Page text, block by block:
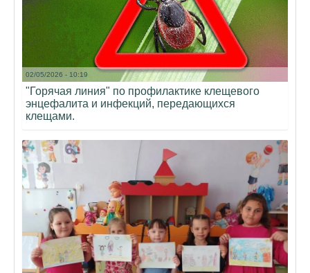
02/05/2026 - 10:19
"Горячая линия" по профилактике клещевого
энцефалита и инфекций, передающихся
клещами.